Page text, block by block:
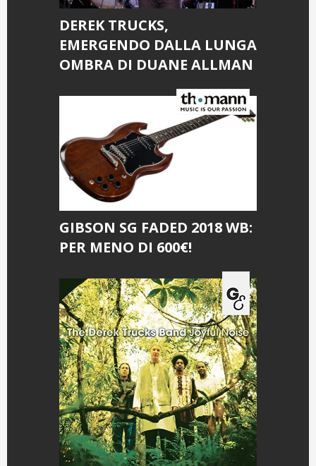
DEREK TRUCKS,
EMERGENDO DALLA LUNGA
OMBRA DI DUANE ALLMAN
GIBSON SG FADED 2018 WB:
PER MENO DI 600€!